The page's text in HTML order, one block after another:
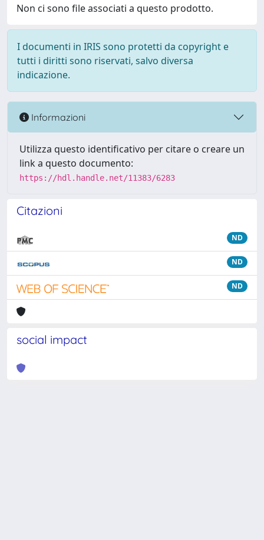
Non ci sono file associati a questo prodotto.
I documenti in IRIS sono protetti da copyright e
tutti i diritti sono riservati, salvo diversa
indicazione.
Informazioni
Utilizza questo identificativo per citare o creare un
link a questo documento:
https://hdl.handle.net/11383/6283
Citazioni
ND
ND
ND
social impact